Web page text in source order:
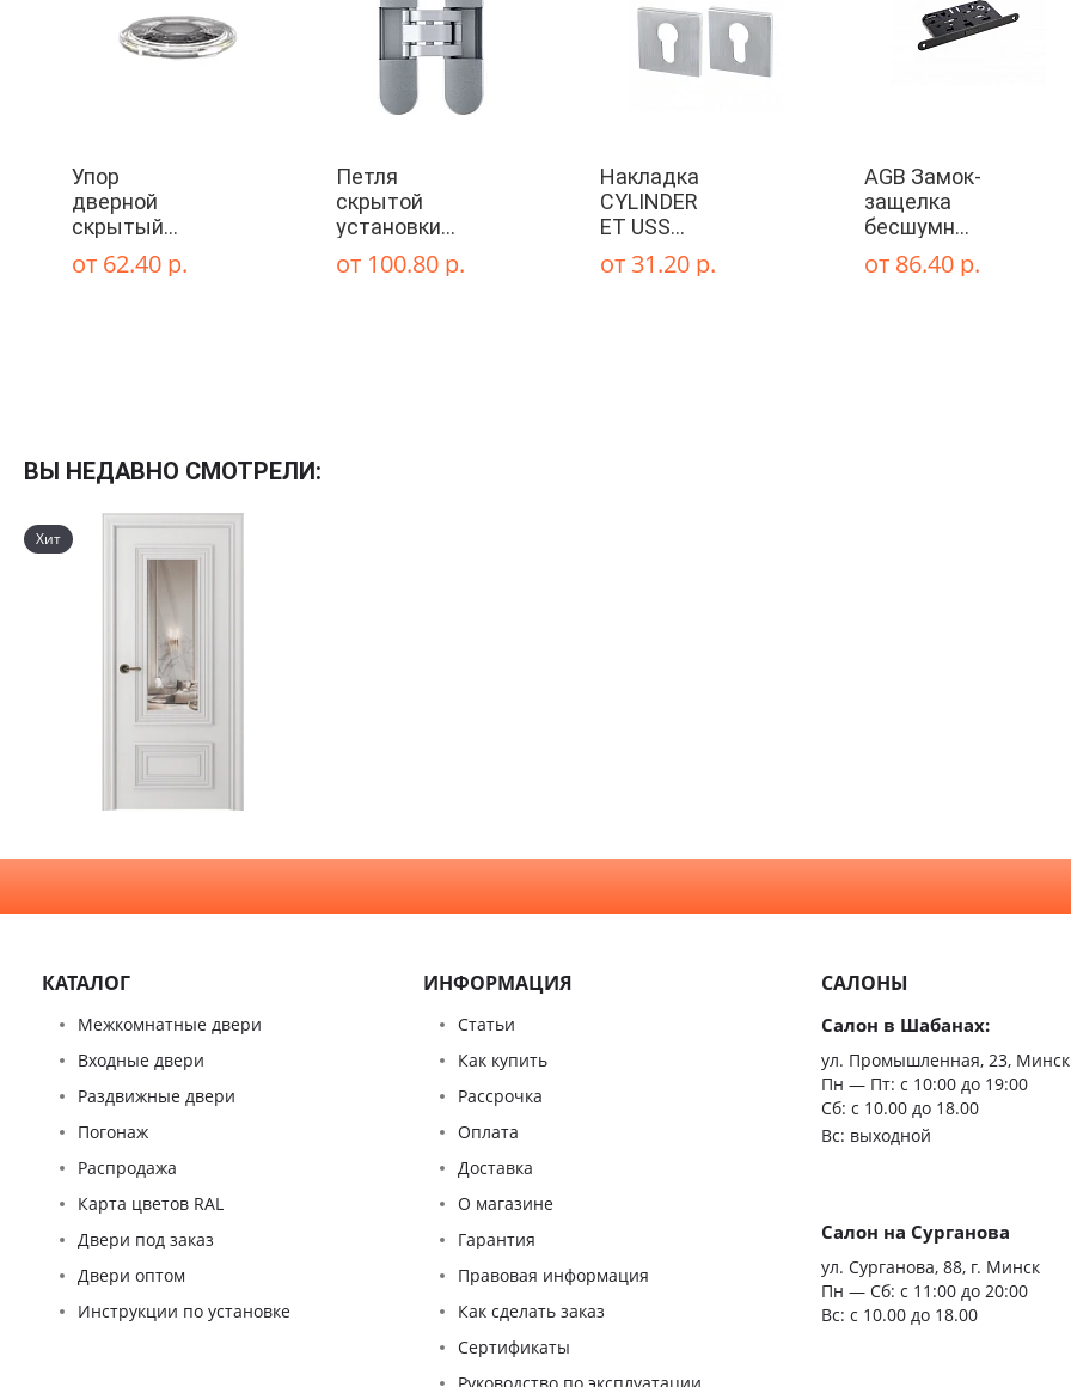
Фурнитура
Специальные двери
Эмаль
Зеркало
Современный
Прованс
Премиум
Распродажа
Глухая
Упор
дверной
скрытый
STELS TR
Прозрачный
от 62.40 р.
Петля
скрытой
установки
ОТLAV
120х30
от 100.80 р.
Накладка
CYLINDER
ET USS
MWSC-33
Итальянский
от 31.20 р.
AGB Замок-
защелка
бесшумный
магнитный
Mediana
от 86.40 р.
ВЫ НЕДАВНО СМОТРЕЛИ:
Хит
КАТАЛОГ
Межкомнатные двери
Входные двери
Раздвижные двери
Погонаж
Распродажа
Карта цветов RAL
Двери под заказ
Двери оптом
Инструкции по установке
ИНФОРМАЦИЯ
Статьи
Как купить
Рассрочка
Оплата
Доставка
О магазине
Гарантия
Правовая информация
Как сделать заказ
Сертификаты
САЛОНЫ
Салон в Шабанах:
ул. Промышленная, 23, Минск
Пн — Пт: с 10:00 до 19:00
Сб: с 10.00 до 18.00
Вс: выходной
Салон на Сурганова
ул. Сурганова, 88, г. Минск
Пн — Сб: с 11:00 до 20:00
Вс: с 10.00 до 18.00